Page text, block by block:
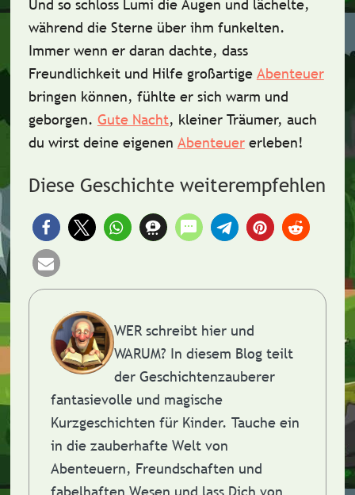
Und so schloss Lumi die Augen und lächelte,
während die Sterne über ihm funkelten.
Immer wenn er daran dachte, dass
Freundlichkeitund Hilfegroßartige Abenteuer
bringen können, fühlte er sich warm und
geborgen. Gute Nacht, kleiner Träumer, auch
du wirst deine eigenen Abenteuererleben!
Diese Geschichte weiterempfehlen
WER schreibt hier und
WARUM? In diesem Blog teilt
der Geschichtenzauberer
fantasievolle und magische
Kurzgeschichten für Kinder. Tauche ein
in die zauberhafte Welt von
Abenteuern, Freundschaften und